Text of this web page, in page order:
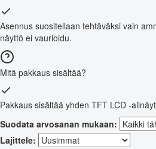
Asennus suositellaan tehtäväksi vain
näyttö ei vaurioidu.
Mitä pakkaus sisältää?
Pakkaus sisältää yhden TFT LCD -
Suodata arvosanan mukaan:
Lajittele: